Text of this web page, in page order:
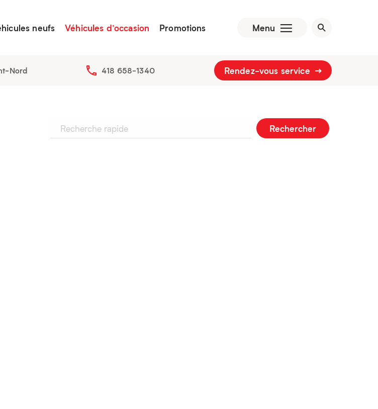
neufs Véhicules d’occasion Promotions Menu
Nord 418 658-1340 Rendez-vous service
Rechercher